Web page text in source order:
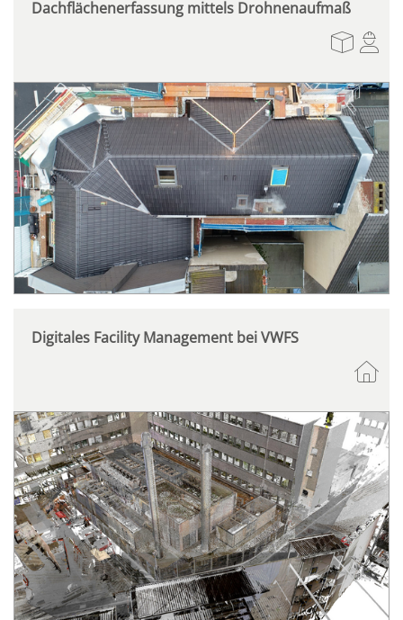
Dachflächenerfassung mittels Drohnenaufmaß
Digitales Facility Management bei VWFS